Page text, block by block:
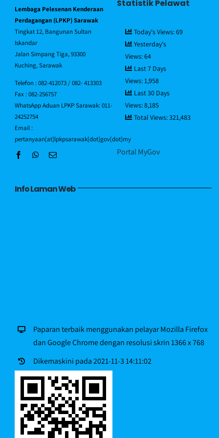
Lembaga Pelesenan Kenderaan
Perdagangan (LPKP) Sarawak
Tingkat 12, Bangunan Sultan
Iskandar
Jalan Simpang Tiga, 93300
Kuching, Sarawak
Telefon : 082-412073 / 082- 413303
Fax : 082-256757
WhatsApp Aduan LPKP Sarawak: 011-
24252754
Email :
pertanyaan[at]lpkpsarawak[dot]gov[dot]my
Piagam Pelanggan
Soalan Lazim/FAQ
Direktori Pegawai
Hubungi Kami
Statistik Pelawat
Today's Views:69
Yesterday's
Views:64
Last 7 Days
Views:1,958
Last 30 Days
Views:8,185
Total Views:321,483
Portal MyGov
Info Laman Web
Paparan terbaik menggunakan pelayar Mozilla Firefox
dan Google Chrome dengan resolusi skrin 1366 x 768
Dikemaskini pada 2021-11-3 14:11:02